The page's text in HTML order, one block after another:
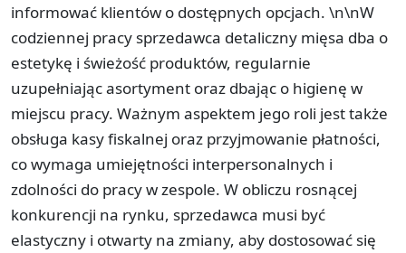
informować klientów o dostępnych opcjach. \n\nW
codziennej pracy sprzedawca detaliczny mięsa dba o
estetykę i świeżość produktów, regularnie
uzupełniając asortyment oraz dbając o higienę w
miejscu pracy. Ważnym aspektem jego roli jest także
obsługa kasy fiskalnej oraz przyjmowanie płatności,
co wymaga umiejętności interpersonalnych i
zdolności do pracy w zespole. W obliczu rosnącej
konkurencji na rynku, sprzedawca musi być
elastyczny i otwarty na zmiany, aby dostosować się